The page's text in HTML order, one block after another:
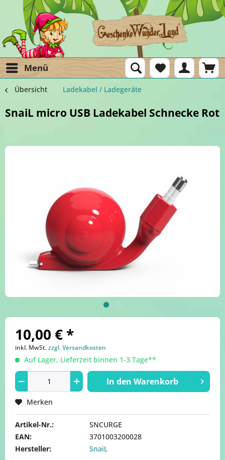
Menü
Übersicht Ladekabel / Ladegeräte
SnaiL micro USB Ladekabel Schnecke Rot
10,00 € *
inkl. MwSt.zzgl. Versandkosten
Auf Lager, Lieferzeit binnen 1-3 Tage**
In den Warenkorb
Merken
Artikel-Nr.:
SNCURGE
EAN:
3701003200028
Hersteller:
SnaiL